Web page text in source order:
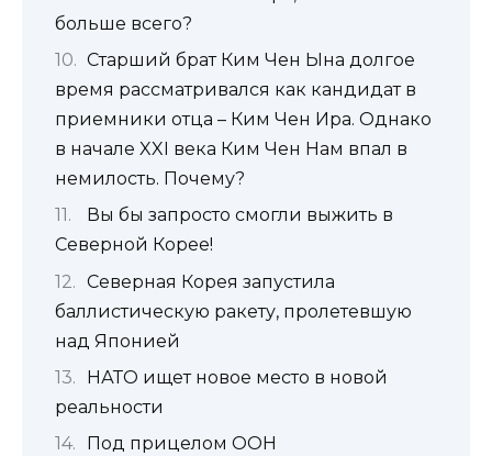
больше всего?
Старший брат Ким Чен Ына долгое
время рассматривался как кандидат в
приемники отца – Ким Чен Ира. Однако
в начале XXI века Ким Чен Нам впал в
немилость. Почему?
Вы бы запросто смогли выжить в
Северной Корее!
Северная Корея запустила
баллистическую ракету, пролетевшую
над Японией
НАТО ищет новое место в новой
реальности
Под прицелом ООН